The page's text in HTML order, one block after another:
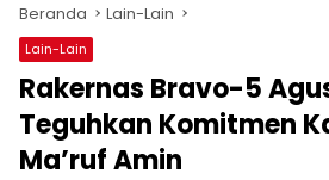
Beranda Lain-Lain
Lain-Lain
Rakernas Bravo-5
Teguhkan Komitmen
Ma’ruf Amin